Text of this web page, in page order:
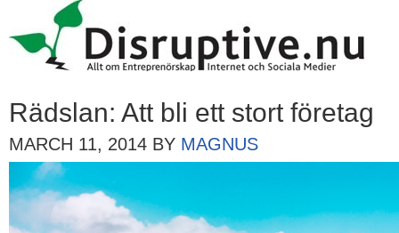
Rädslan: Att bli ett stort företag
MARCH 11, 2014 BY MAGNUS